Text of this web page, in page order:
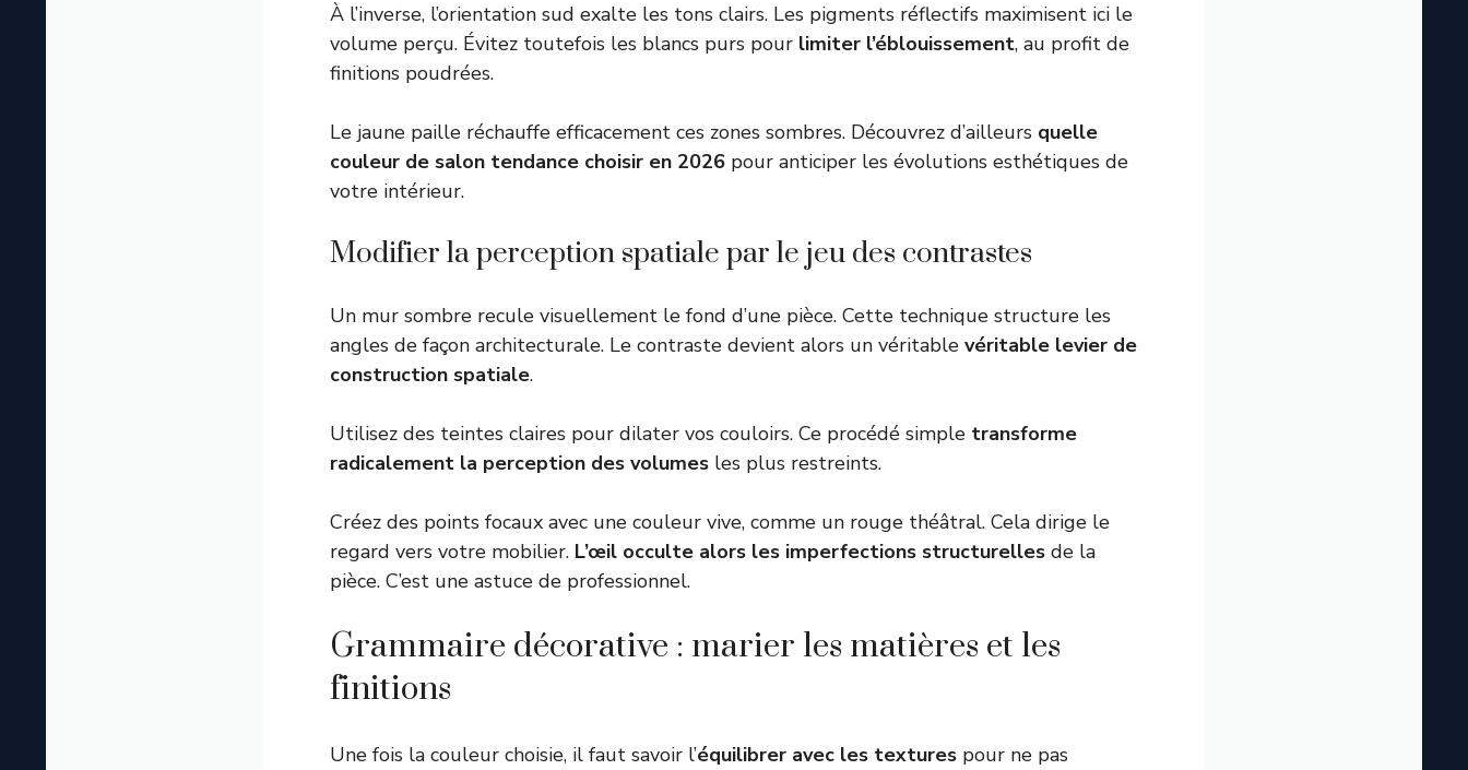
À l’inverse, l’orientation sud exalte les tons clairs. Les pigments réflectifs maximisent ici le
volume perçu. Évitez toutefois les blancs purs pour limiter l’éblouissement, au profit de
finitions poudrées.
Le jaune paille réchauffe efficacement ces zones sombres. Découvrez d’ailleurs quelle
couleur de salon tendance choisir en 2026 pour anticiper les évolutions esthétiques de
votre intérieur.
Modifier la perception spatiale par le jeu des contrastes
Un mur sombre recule visuellement le fond d’une pièce. Cette technique structure les
angles de façon architecturale. Le contraste devient alors un véritable véritable levier de
construction spatiale.
Utilisez des teintes claires pour dilater vos couloirs. Ce procédé simple transforme
radicalement la perception des volumes les plus restreints.
Créez des points focaux avec une couleur vive, comme un rouge théâtral. Cela dirige le
regard vers votre mobilier. L’œil occulte alors les imperfections structurelles de la
pièce. C’est une astuce de professionnel.
Grammaire décorative : marier les matières et les
finitions
Une fois la couleur choisie, il faut savoir l’équilibrer avec les textures pour ne pas